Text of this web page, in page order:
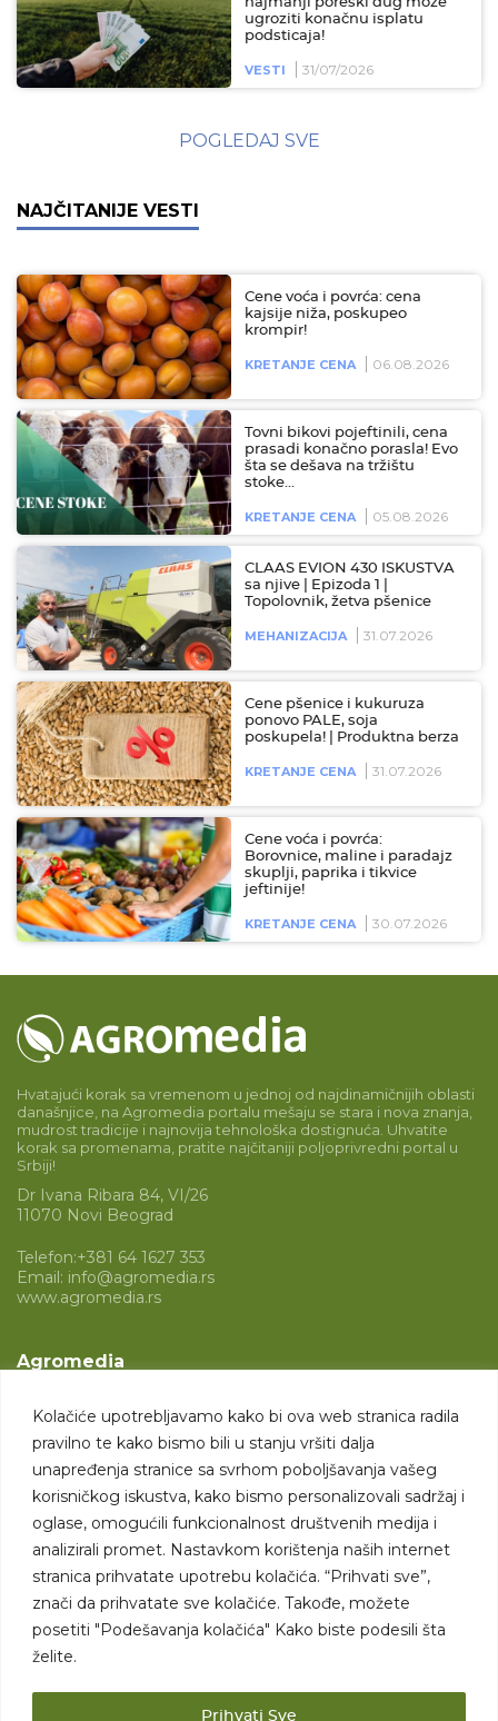
Kolačiće upotrebljavamo kako bi ova web stranica radila
pravilno te kako bismo bili u stanju vršiti dalja
unapređenja stranice sa svrhom poboljšavanja vašeg
korisničkog iskustva, kako bismo personalizovali sadržaj i
oglase, omogućili funkcionalnost društvenih medija i
analizirali promet. Nastavkom korištenja naših internet
stranica prihvatate upotrebu kolačića. “Prihvati sve”,
znači da prihvatate sve kolačiće. Takođe, možete
posetiti "Podešavanja kolačića" Kako biste podesili šta
želite.
Prihvati Sve
ugroziti konačnu isplatu
podsticaja!
VESTI 31/07/2026
POGLEDAJ SVE
NAJČITANIJE VESTI
Cene voća i povrća: cena
kajsije niža, poskupeo
krompir!
KRETANJE CENA 06.08.2026
Tovni bikovi pojeftinili, cena
prasadi konačno porasla! Evo
šta se dešava na tržištu
stoke…
KRETANJE CENA 05.08.2026
CLAAS EVION 430 ISKUSTVA
sa njive | Epizoda 1 |
Topolovnik, žetva pšenice
MEHANIZACIJA 31.07.2026
Cene pšenice i kukuruza
ponovo PALE, soja
poskupela! | Produktna berza
KRETANJE CENA 31.07.2026
Cene voća i povrća:
Borovnice, maline i paradajz
skuplji, paprika i tikvice
jeftinije!
KRETANJE CENA 30.07.2026
Hvatajući korak sa vremenom u jednoj od najdinamičnijih oblasti
današnjice, na Agromedia portalu mešaju se stara i nova znanja,
mudrost tradicije i najnovija tehnološka dostignuća. Uhvatite
korak sa promenama, pratite najčitaniji poljoprivredni portal u
Srbiji!
Dr Ivana Ribara 84, VI/26
11070 Novi Beograd
Telefon:+381 64 1627 353
Email: info@agromedia.rs
www.agromedia.rs
Agromedia
Svet poljoprivrede
Marketing usluge
Tražimo saradnike
Kontakt